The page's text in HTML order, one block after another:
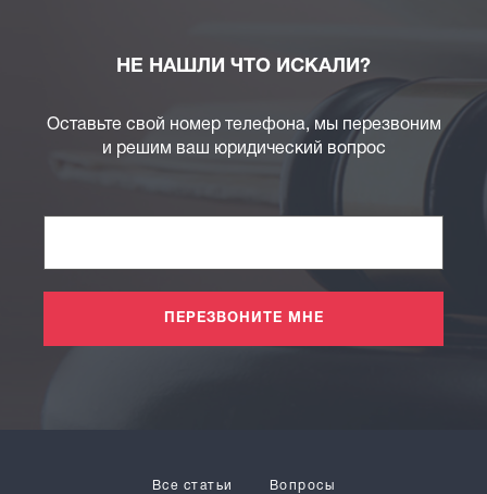
НЕ НАШЛИ ЧТО ИСКАЛИ?
Оставьте свой номер телефона, мы перезвоним
и решим ваш юридический вопрос
ПЕРЕЗВОНИТЕ МНЕ
Все статьи Вопросы